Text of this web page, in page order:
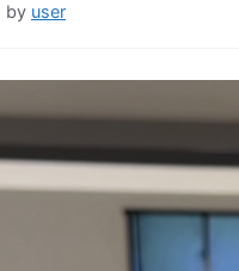
by user